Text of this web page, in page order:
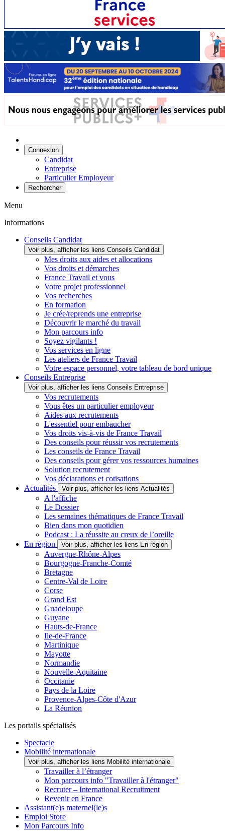
Connexion
Candidat
Entreprise
Particulier Employeur
Rechercher
Menu
Informations
Conseils Candidat
Voir plus, afficher les liens Conseils Candidat
Mes droits aux aides et allocations
Vos droits et démarches
France Travail et vous
Votre projet professionnel
Vos recherches
En formation
Je crée/reprends une entreprise
Découvrir le marché du travail
Mon parcours info
Soyez vigilants !
Vos services en ligne
Les ateliers de France Travail
Votre espace personnel, votre tableau de bord unique
Conseils Entreprise
Voir plus, afficher les liens Conseils Entreprise
Vos recrutements
Vous êtes un particulier employeur
Aides aux recrutements
L'essentiel pour embaucher
Vos droits vis-à-vis de France Travail
Des conseils pour réussir vos recrutements
Les conseils de France Travail
Des conseils pour gérer vos ressources humaines
Solution recrutement
Vos déclarations et cotisations
Actualités
Voir plus, afficher les liens Actualités
A l'affiche
Le Dossier
Les semaines thématiques de France Travail
Bien dans mon quotidien
Podcast : La réussite au creux de l’oreille
En région
Voir plus, afficher les liens En région
Auvergne-Rhône-Alpes
Bourgogne-Franche-Comté
Bretagne
Centre-Val de Loire
Corse
Grand Est
Guadeloupe
Guyane
Hauts-de-France
Ile-de-France
Martinique
Mayotte
Normandie
Nouvelle-Aquitaine
Occitanie
Pays de la Loire
Provence-Alpes-Côte d'Azur
La Réunion
Les portails spécialisés
Spectacle
Mobilité internationale
Voir plus, afficher les liens Mobilité internationale
Travailler à l’étranger
Mon parcours info "Travailler à l'étranger"
Recruter – International Recruitment
Revenir en France
Assistant(e)s maternel(le)s
Emploi Store
Mon Parcours Info